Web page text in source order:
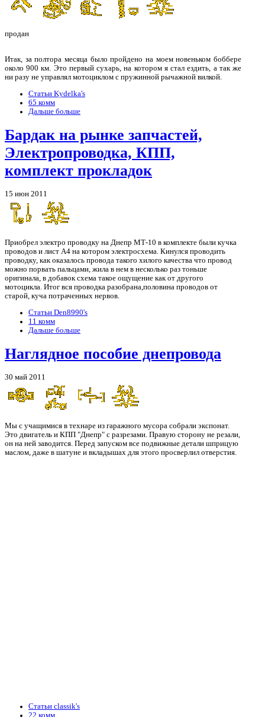
продан
Итак, за полтора месяца было пройдено на моем новеньком боббере
около 900 км. Это первый сухарь, на котором я стал ездить, а так же
ни разу не управлял мотоциклом с пружинной рычажной вилкой.
Статьи Kydelka's
65 комм
Дальше больше
Бардак на рынке запчастей,
Электропроводка, КПП,
комплект прокладок
15 июн 2011
Приобрел электро проводку на Днепр МТ-10 в комплекте были кучка
проводов и лист А4 на котором электросхема. Кинулся проводить
проводку, как оказалось провода такого хилого качества что провод
можно порвать пальцами, жила в нем в несколько раз тоньше
оригинала, в добавок схема такое ощущение как от другого
мотоцикла. Итог вся проводка разобрана,половина проводов от
старой, куча потраченных нервов.
Статьи Den8990's
11 комм
Дальше больше
Наглядное пособие днепровода
30 май 2011
Мы с учащимися в технаре из гаражного мусора собрали экспонат.
Это двигатель и КПП "Днепр" с разрезами. Правую сторону не резали,
он на ней заводится. Перед запуском все подвижные детали шприцую
маслом, даже в шатуне и вкладышах для этого просверлил отверстия.
Статьи classik's
22 комм